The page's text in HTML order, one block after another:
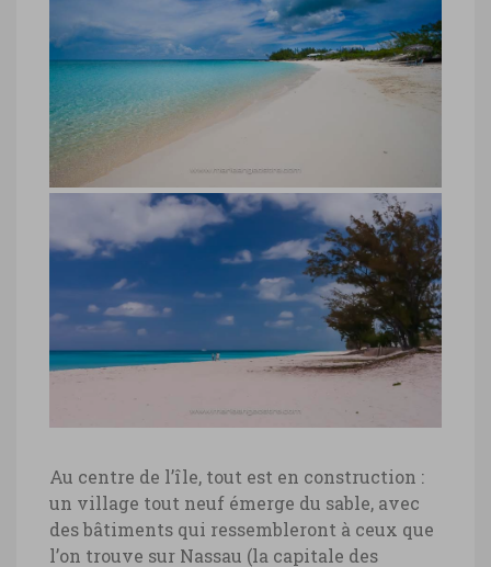
Bahamas, plage sable rose Radio
Beach, archipel de Bimini
Bahamas, plage sable rose Radio Beach,
archipel de Bimini © Marie-Ange Ostré
Bahamas, plage sur île de Cat Island
Bahamas, plage sur île de Cat Island ©
Marie-Ange Ostré
Bahamas, plage sable rose Radio
Beach, archipel de Bimini
Au centre de l’île, tout est en construction :
un village tout neuf émerge du sable, avec
des bâtiments qui ressembleront à ceux que
l’on trouve sur Nassau (la capitale des